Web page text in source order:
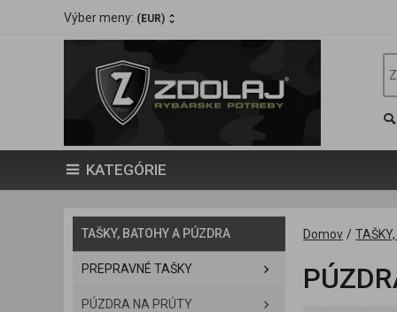
Výber meny: (EUR)
KATEGÓRIE
TAŠKY, BATOHY A PÚZDRA
PREPRAVNÉ TAŠKY
PÚZDRA NA PRÚTY
Domov /